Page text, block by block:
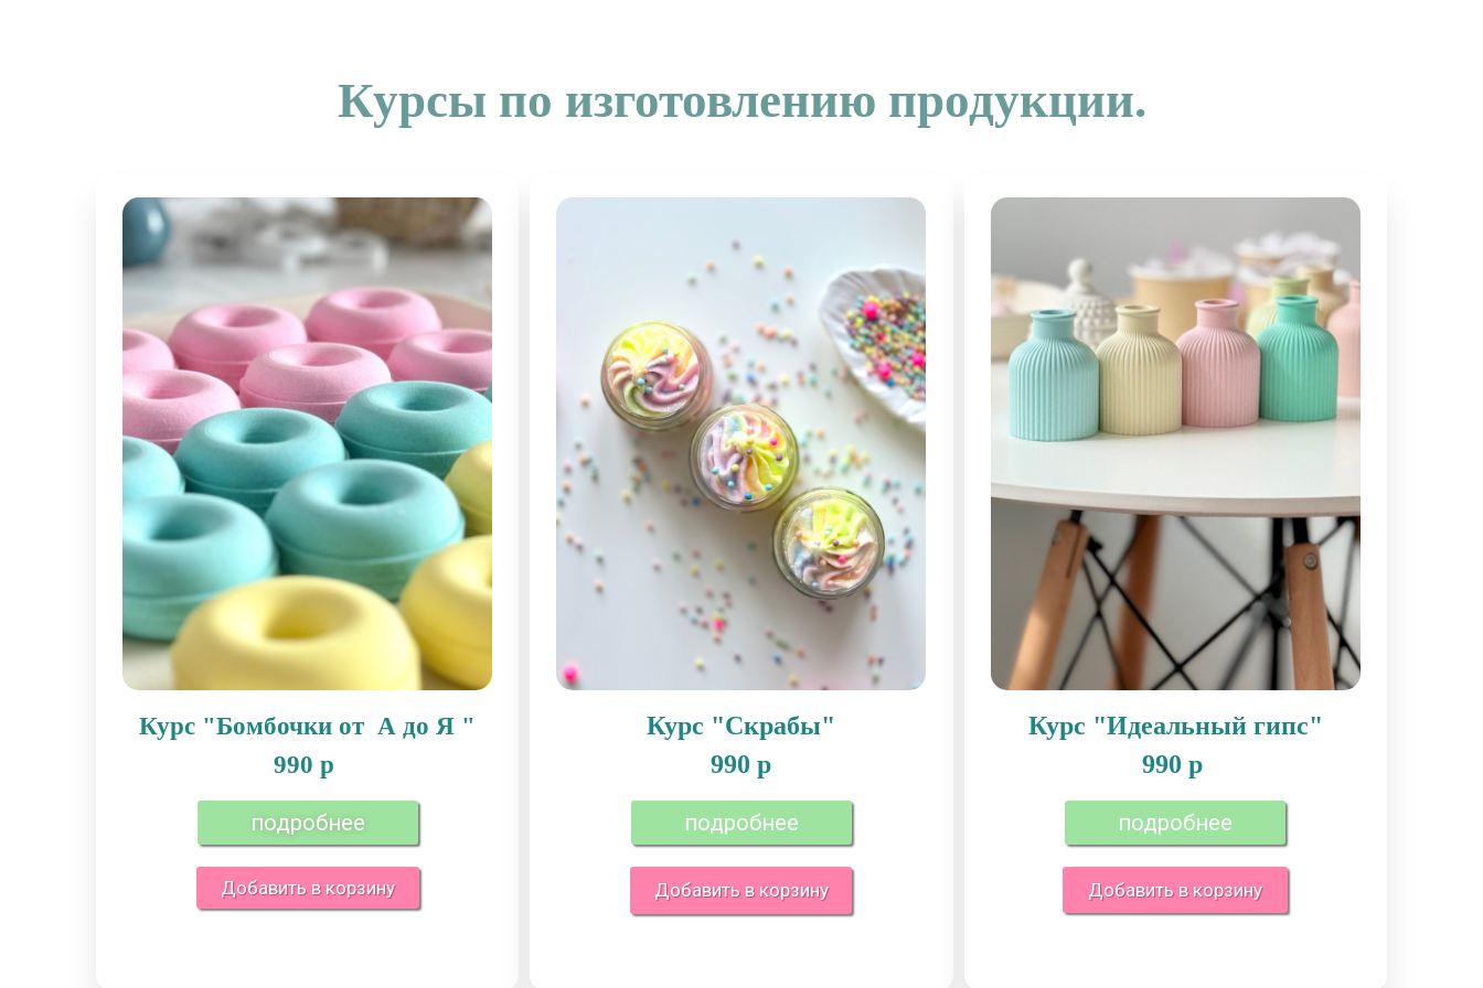
Курсы по изготовлению продукции.
Курс "Бомбочки от А до Я "
990 р
подробнее
Добавить в корзину
Курс "Скрабы"
990 р
подробнее
Добавить в корзину
Курс "Идеальный гипс"
990 р
подробнее
Добавить в корзину